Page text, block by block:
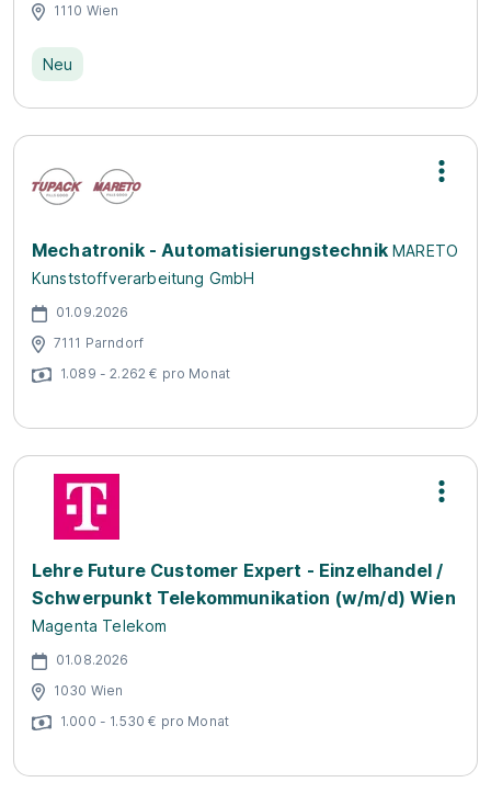
1110 Wien
Neu
Mechatronik - Automatisierungstechnik MARETO
Kunststoffverarbeitung GmbH
01.09.2026
7111 Parndorf
1.089 - 2.262 € pro Monat
Lehre Future Customer Expert - Einzelhandel /
Schwerpunkt Telekommunikation (w/m/d) Wien
Magenta Telekom
01.08.2026
1030 Wien
1.000 - 1.530 € pro Monat